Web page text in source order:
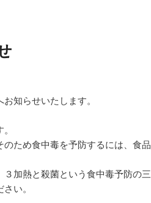
知らせいたします。
ため食中毒を予防するには、食品
加熱と殺菌という食中毒予防の三
い。